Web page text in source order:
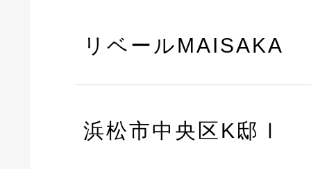
リベールMAISAKA
浜松市中央区K邸Ⅰ